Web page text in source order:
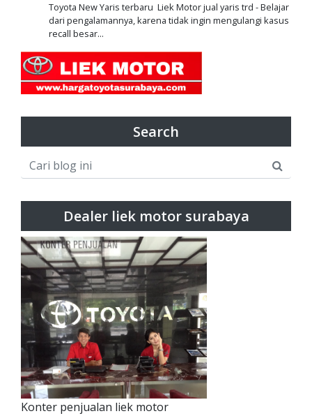
Toyota New Yaris terbaru Liek Motor jual yaris trd - Belajar
dari pengalamannya, karena tidak ingin mengulangi kasus
recall besar...
Search
Dealer liek motor surabaya
Konter penjualan liek motor